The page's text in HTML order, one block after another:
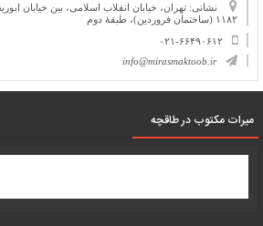
نشانی: تهران، خیابان انقلاب اسلامی، بین خیابان
۱۱۸۲ (ساختمان فروردین)، طبقۀ دوم
۰۲۱-۶۶۴۹۰۶۱۲
info@mirasmaktoob.ir
میرات مکتوب در طاقچه